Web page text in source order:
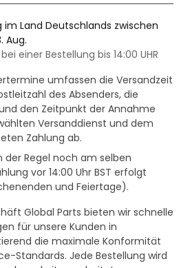
Land Deutschlands zwischen
Aug.
einer Bestellung bis 14:00 UHR
umfassen die Versandzeit
des Absenders, die
den Zeitpunkt der Annahme
Versanddienst und dem
Zahlung ab.
der Regel noch am selben
vor 14:00 Uhr BST erfolgt
und Feiertage).
Global Parts bieten wir schnelle
für unsere Kunden in
die maximale Konformität
Standards. Jede Bestellung wird